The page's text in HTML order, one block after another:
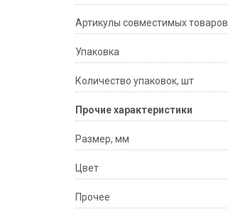
Артикулы совместимых товаров
Упаковка
Количество упаковок, шт
Прочие характеристики
Размер, мм
Цвет
Прочее